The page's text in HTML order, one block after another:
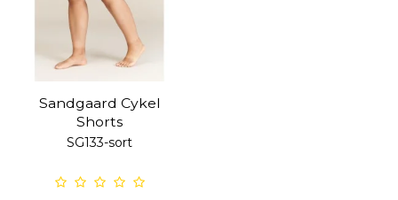
Sandgaard Cykel
Shorts
SG133-sort